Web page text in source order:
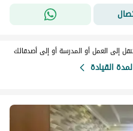
إلى العمل أو المدرسة أو إلى أصدقائك
القيادة